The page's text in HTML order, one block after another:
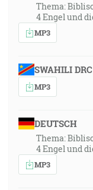
Thema:
4 Engel und
MP3
SWAHILI DRC
MP3
DEUTSCH
Thema:
4 Engel und
MP3